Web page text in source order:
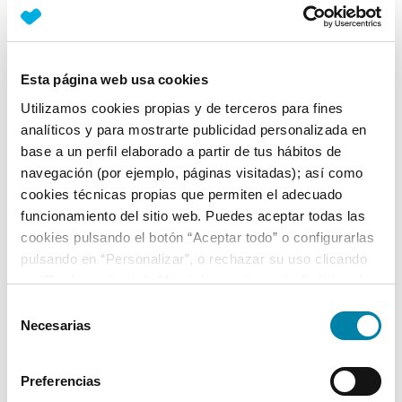
Esta página web usa cookies
Utilizamos cookies propias y de terceros para fines
analíticos y para mostrarte publicidad personalizada en
base a un perfil elaborado a partir de tus hábitos de
navegación (por ejemplo, páginas visitadas); así como
cookies técnicas propias que permiten el adecuado
funcionamiento del sitio web. Puedes aceptar todas las
cookies pulsando el botón “Aceptar todo” o configurarlas
pulsando en “Personalizar”, o rechazar su uso clicando
en “Rechazar todas”. Más información en laPolítica de
Necesarias
Preferencias
Tracción
Delantera
Equipamiento*
Ficha técnica
Exterior
Interior